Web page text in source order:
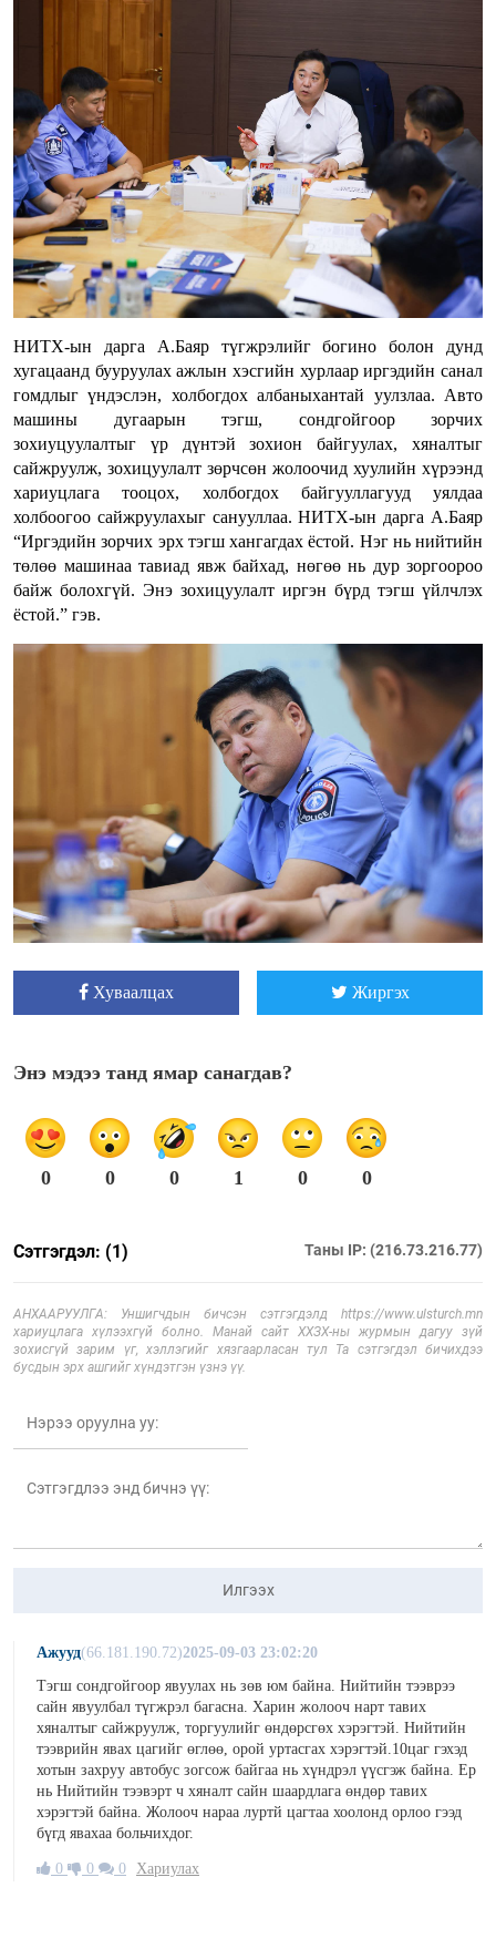
НИТХ-ын дарга А.Баяр түгжрэлийг богино болон дунд
хугацаанд бууруулах ажлын хэсгийн хурлаар иргэдийн санал
гомдлыг үндэслэн, холбогдох албаныхантай уулзлаа. Авто
машины дугаарын тэгш, сондгойгоор зорчих
зохиуцуулалтыг үр дүнтэй зохион байгуулах, хяналтыг
сайжруулж, зохицуулалт зөрчсөн жолоочид хуулийн хүрээнд
хариуцлага тооцох, холбогдох байгууллагууд уялдаа
холбоогоо сайжруулахыг санууллаа. НИТХ-ын дарга А.Баяр
“Иргэдийн зорчих эрх тэгш хангагдах ёстой. Нэг нь нийтийн
төлөө машинаа тавиад явж байхад, нөгөө нь дур зоргоороо
байж болохгүй. Энэ зохицуулалт иргэн бүрд тэгш үйлчлэх
ёстой.” гэв.
Хуваалцах Жиргэх
Энэ мэдээ танд ямар санагдав?
0 0 0 1 0 0
Сэтгэгдэл: (1) Таны IP: (216.73.216.77)
АНХААРУУЛГА: Уншигчдын бичсэн сэтгэгдэлд https://www.ulsturch.mn
хариуцлага хүлээхгүй болно. Манай сайт ХХЗХ-ны журмын дагуу зүй
зохисгүй зарим үг, хэллэгийг хязгаарласан тул Та сэтгэгдэл бичихдээ
бусдын эрх ашгийг хүндэтгэн үзнэ үү.
Илгээх
Ажууд(66.181.190.72)2025-09-03 23:02:20
Тэгш сондгойгоор явуулах нь зөв юм байна. Нийтийн тээврээ
сайн явуулбал түгжрэл багасна. Харин жолооч нарт тавих
хяналтыг сайжруулж, торгуулийг өндөрсгөх хэрэгтэй. Нийтийн
тээврийн явах цагийг өглөө, орой уртасгах хэрэгтэй.10цаг гэхэд
хотын захруу автобус зогсож байгаа нь хүндрэл үүсгэж байна. Ер
нь Нийтийн тээвэрт ч хяналт сайн шаардлага өндөр тавих
хэрэгтэй байна. Жолооч нараа луртй цагтаа хоолонд орлоо гээд
бүгд явахаа больчихдог.
0 0 0 Хариулах